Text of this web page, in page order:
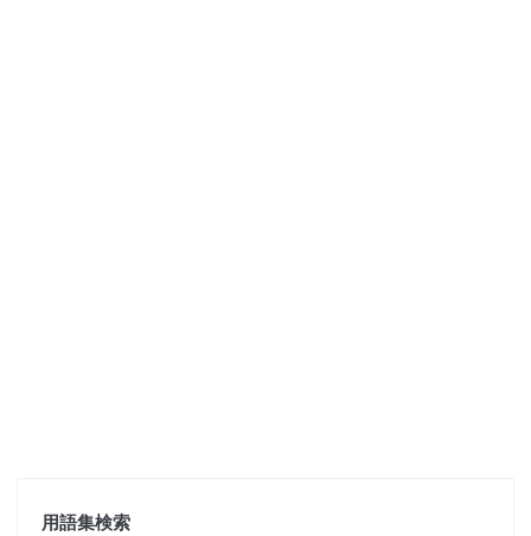
用語集検索